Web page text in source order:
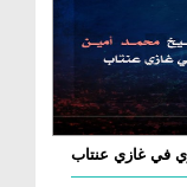
في غازي عنتاب